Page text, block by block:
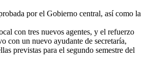
por el Gobierno central, así como la
con tres nuevos agentes, y el refuerzo
con un nuevo ayudante de secretaría,
previstas para el segundo semestre del